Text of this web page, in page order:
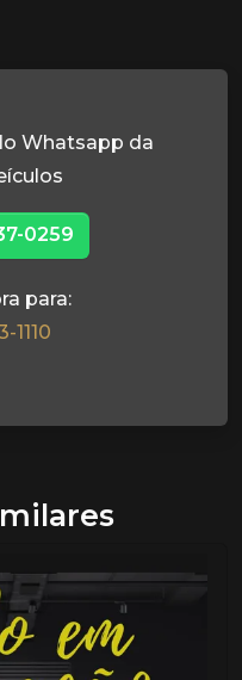
Whatsapp da
0259
para:
1110